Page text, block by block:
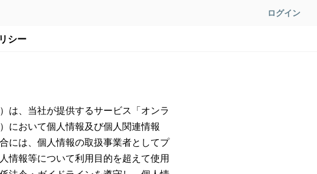
ログイン
シー
は、当社が提供するサービス「オンラ
において個人情報及び個人関連情報
には、個人情報の取扱事業者としてプ
情報等について利用目的を超えて使用